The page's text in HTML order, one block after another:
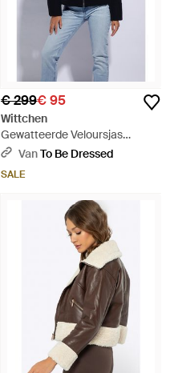
€ 299€ 95
Wittchen
Gewatteerde Veloursjas
Donker Marineblauw Polyester
VanTo Be Dressed
SALE